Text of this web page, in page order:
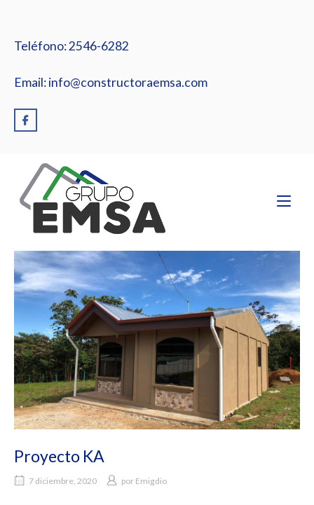
contenido
Teléfono: 2546-6282
Email: info@constructoraemsa.com
Proyecto KA
7 diciembre, 2020 por Emigdio